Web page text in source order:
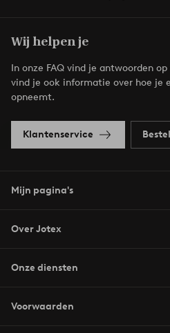
Wij helpen je
In onze FAQ vind je antwoorden
vind je ook informatie over hoe je
opneemt.
Klantenservice
Mijn pagina's
Over Jotex
Onze diensten
Voorwaarden